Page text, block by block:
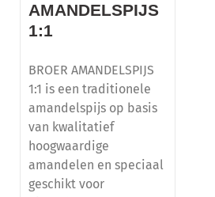
AMANDELSPIJS
1:1
BROER AMANDELSPIJS
1:1 is een traditionele
amandelspijs op basis
van kwalitatief
hoogwaardige
amandelen en speciaal
geschikt voor